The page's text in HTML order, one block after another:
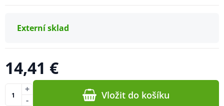
Externí sklad
14,41 €
-
+ Vložit do košíku